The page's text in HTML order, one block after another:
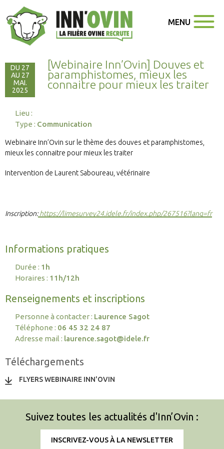
MENU
DU 27
AU 27
MAI.
2025
[Webinaire Inn’Ovin] Douves et
paramphistomes, mieux les
connaitre pour mieux les traiter
Lieu :
Type : Communication
Webinaire Inn’Ovin sur le thème des douves et paramphistomes,
mieux les connaitre pour mieux les traiter
Intervention de Laurent Saboureau, vétérinaire
Inscription:https://limesurvey24.idele.fr/index.php/267516?lang=fr
Informations pratiques
Durée : 1h
Horaires : 11h/12h
Renseignements et inscriptions
Personne à contacter : Laurence Sagot
Téléphone : 06 45 32 24 87
Adresse mail : laurence.sagot@idele.fr
Téléchargements
FLYERS WEBINAIRE INN'OVIN
Suivez toutes les actualités d'Inn’Ovin :
INSCRIVEZ-VOUS À LA NEWSLETTER